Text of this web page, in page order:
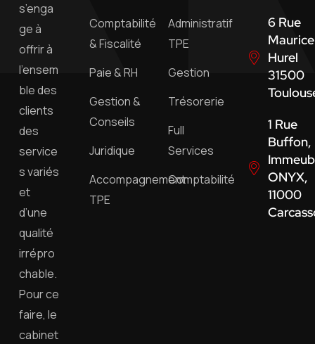
s’enga
ge à
offrir à
l’ensem
ble des
clients
des
service
s variés
et
d’une
qualité
irrépro
chable.
Pour ce
faire, le
cabinet
Comptabilité
& Fiscalité
Paie & RH
Gestion &
Conseils
Juridique
Accompagnement
TPE
Administratif
TPE
Gestion
Trésorerie
Full
Services
Comptabilité
6 Rue
Maurice
Hurel
31500
1 Rue
Buffon,
ONYX,
11000